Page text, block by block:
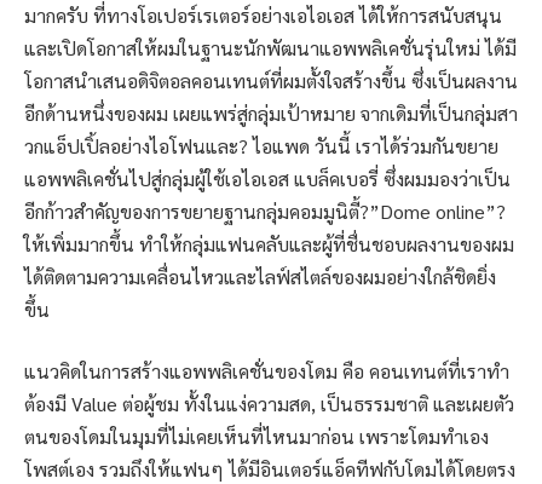
มากครับ ที่ทางโอเปอร์เรเตอร์อย่างเอไอเอส ได้ให้การสนับสนุน
และเปิดโอกาสให้ผมในฐานะนักพัฒนาแอพพลิเคชั่นรุ่นใหม่ ได้มี
โอกาสนำเสนอดิจิตอลคอนเทนต์ที่ผมตั้งใจสร้างขึ้น ซึ่งเป็นผลงาน
อีกด้านหนึ่งของผม เผยแพร่สู่กลุ่มเป้าหมาย จากเดิมที่เป็นกลุ่มสา
วกแอ็ปเปิ้ลอย่างไอโฟนและ? ไอแพด วันนี้ เราได้ร่วมกันขยาย
แอพพลิเคชั่นไปสู่กลุ่มผู้ใช้เอไอเอส แบล็คเบอรี่ ซึ่งผมมองว่าเป็น
อีกก้าวสำคัญของการขยายฐานกลุ่มคอมมูนิตี้?”Dome online”?
ให้เพิ่มมากขึ้น ทำให้กลุ่มแฟนคลับและผู้ที่ชื่นชอบผลงานของผม
ได้ติดตามความเคลื่อนไหวและไลฟ์สไตล์ของผมอย่างใกล้ชิดยิ่ง
ขึ้น
แนวคิดในการสร้างแอพพลิเคชั่นของโดม คือ คอนเทนต์ที่เราทำ
ต้องมี Value ต่อผู้ชม ทั้งในแง่ความสด, เป็นธรรมชาติ และเผยตัว
ตนของโดมในมุมที่ไม่เคยเห็นที่ไหนมาก่อน เพราะโดมทำเอง
โพสต์เอง รวมถึงให้แฟนๆ ได้มีอินเตอร์แอ็คทีฟกับโดมได้โดยตรง